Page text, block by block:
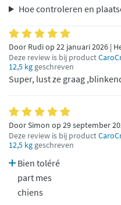
Hoe controleren en
Door Rudi op 22 januari 2026 |
Deze review is bij product
12,5 kg geschreven
Super, lust ze graag
Door Simon op 29 september
Deze review is bij product
12,5 kg geschreven
Bien toléré
part mes
chiens